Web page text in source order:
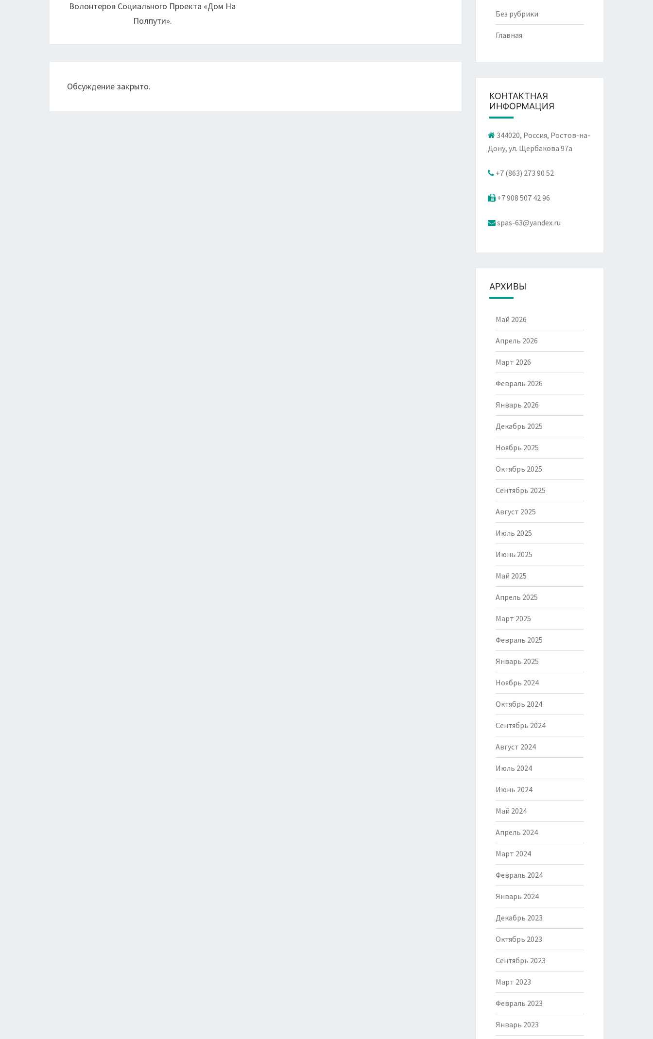
Волонтеров Социального Проекта «Дом На
Полпути».
Обсуждение закрыто.
Без рубрики
Главная
КОНТАКТНАЯ
ИНФОРМАЦИЯ
344020, Россия, Ростов-на-
Дону, ул. Щербакова 97а
+7 (863) 273 90 52
+7 908 507 42 96
spas-63@yandex.ru
АРХИВЫ
Май 2026
Апрель 2026
Март 2026
Февраль 2026
Январь 2026
Декабрь 2025
Ноябрь 2025
Октябрь 2025
Сентябрь 2025
Август 2025
Июль 2025
Июнь 2025
Май 2025
Апрель 2025
Март 2025
Февраль 2025
Январь 2025
Ноябрь 2024
Октябрь 2024
Сентябрь 2024
Август 2024
Июль 2024
Июнь 2024
Май 2024
Апрель 2024
Март 2024
Февраль 2024
Январь 2024
Декабрь 2023
Октябрь 2023
Сентябрь 2023
Март 2023
Февраль 2023
Январь 2023